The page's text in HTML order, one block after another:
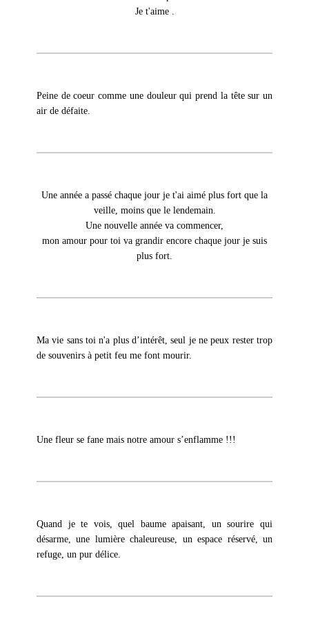
Je t'aime .
Peine de coeur comme une douleur qui prend la tête sur un
air de défaite.
Une année a passé chaque jour je t'ai aimé plus fort que la
veille, moins que le lendemain.
Une nouvelle année va commencer,
mon amour pour toi va grandir encore chaque jour je suis
plus fort.
Ma vie sans toi n'a plus d’intérêt, seul je ne peux rester trop
de souvenirs à petit feu me font mourir.
Une fleur se fane mais notre amour s’enflamme !!!
Quand je te vois, quel baume apaisant, un sourire qui
désarme, une lumière chaleureuse, un espace réservé, un
refuge, un pur délice.